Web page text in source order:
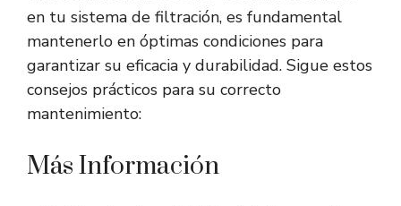
en tu sistema de filtración, es fundamental
mantenerlo en óptimas condiciones para
garantizar su eficacia y durabilidad. Sigue estos
consejos prácticos para su correcto
mantenimiento:
Más Información